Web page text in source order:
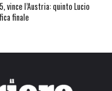
vince l’Austria: quinto Lucio
finale